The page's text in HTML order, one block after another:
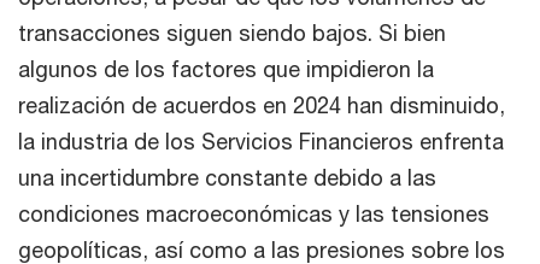
transacciones siguen siendo bajos. Si bien
algunos de los factores que impidieron la
realización de acuerdos en 2024 han disminuido,
la industria de los Servicios Financieros enfrenta
una incertidumbre constante debido a las
condiciones macroeconómicas y las tensiones
geopolíticas, así como a las presiones sobre los